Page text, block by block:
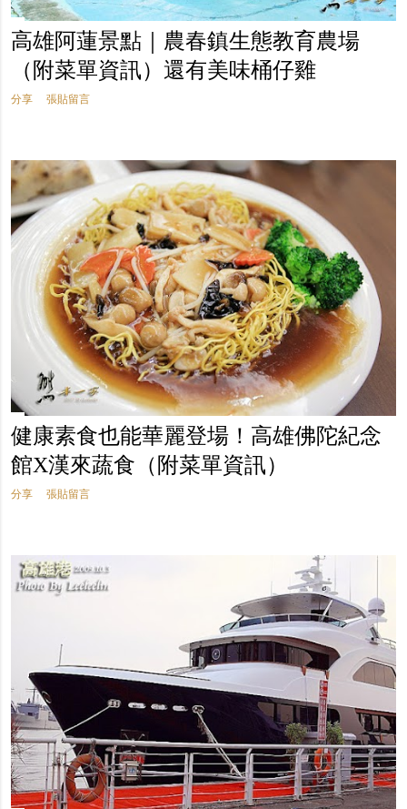
高雄阿蓮景點｜農春鎮生態教育農場
（附菜單資訊）還有美味桶仔雞
分享 張貼留言
健康素食也能華麗登場！高雄佛陀紀念
館X漢來蔬食（附菜單資訊）
分享 張貼留言